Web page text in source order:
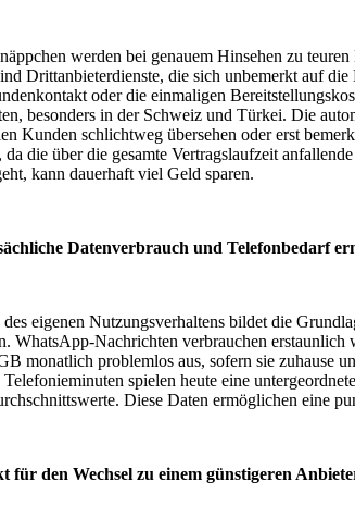
werden bei genauem Hinsehen zu
Drittanbieterdienste, die sich unbemerkt auf
oder die einmaligen
besonders in der Schweiz und Türkei. Die
Kunden schlichtweg übersehen oder erst
die über die gesamte Vertragslaufzeit
kann dauerhaft viel Geld sparen.
Datenverbrauch und Telefonbedarf
eigenen Nutzungsverhaltens bildet die
WhatsApp-Nachrichten verbrauchen
monatlich problemlos aus, sofern sie zuhause
Telefonieminuten spielen heute eine
Diese Daten ermöglichen eine
für den Wechsel zu einem günstigeren